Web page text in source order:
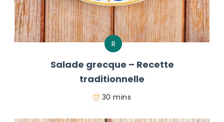
R
Salade grecque – Recette
traditionnelle
30 mins